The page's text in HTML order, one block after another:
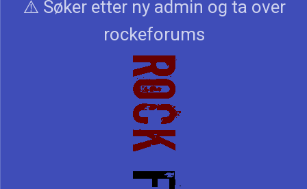
⚠️ Søker etter ny admin og ta over
rockeforums